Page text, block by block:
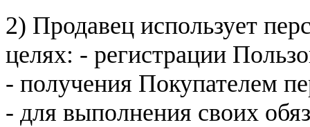
2) Продавец использует
целях: - регистрации
- получения Покупателем
- для выполнения своих